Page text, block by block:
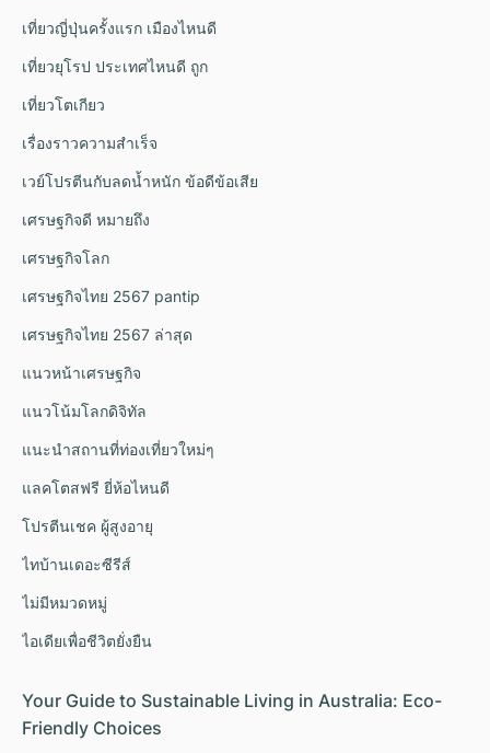
เที่ยวญี่ปุ่นครั้งแรก เมืองไหนดี
เที่ยวยุโรป ประเทศไหนดี ถูก
เที่ยวโตเกียว
เรื่องราวความสำเร็จ
เวย์โปรตีนกับลดน้ำหนัก ข้อดีข้อเสีย
เศรษฐกิจดี หมายถึง
เศรษฐกิจโลก
เศรษฐกิจไทย 2567 pantip
เศรษฐกิจไทย 2567 ล่าสุด
แนวหน้าเศรษฐกิจ
แนวโน้มโลกดิจิทัล
แนะนำสถานที่ท่องเที่ยวใหม่ๆ
แลคโตสฟรี ยี่ห้อไหนดี
โปรตีนเชค ผู้สูงอายุ
ไทบ้านเดอะซีรีส์
ไม่มีหมวดหมู่
ไอเดียเพื่อชีวิตยั่งยืน
Your Guide to Sustainable Living in Australia: Eco-
Friendly Choices